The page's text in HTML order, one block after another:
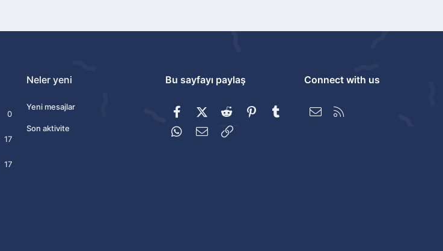
0
17
17
Neler yeni
Yeni mesajlar
Son aktivite
Bu sayfayı paylaş
FacebookX (Twitter)
Reddit PinterestTumblr
WhatsApp
E-posta
Connect with us
Bize ulaşın